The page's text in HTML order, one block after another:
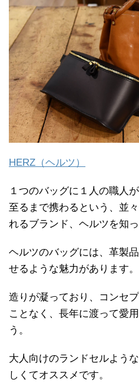
HERZ（ヘルツ）
１つのバッグに１人の職人
至るまで携わるという、並
れるブランド、ヘルツを知
ヘルツのバッグには、革製
せるような魅力があります。
造りが凝っており、コンセ
ことなく、長年に渡って愛
う。
大人向けのランドセルよう
しくてオススメです。